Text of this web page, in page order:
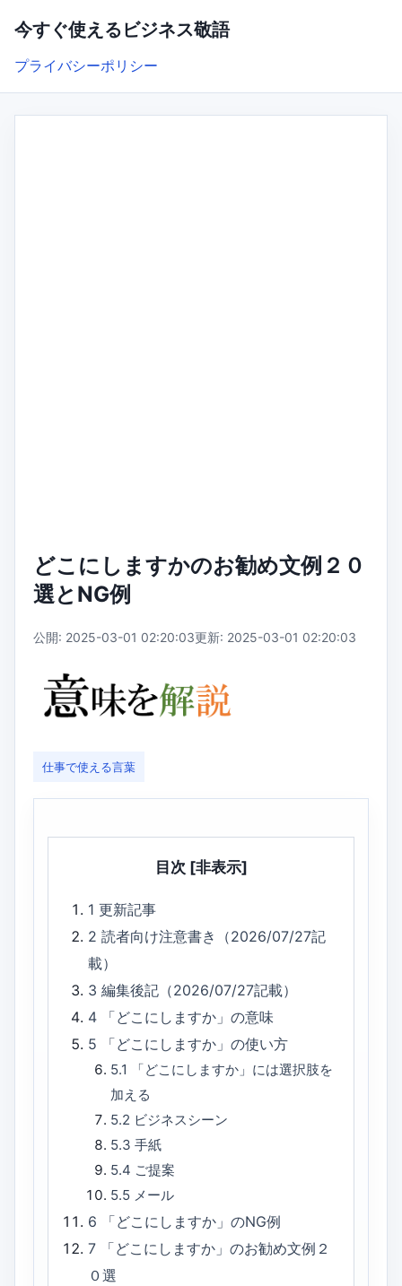
今すぐ使えるビジネス敬語
プライバシーポリシー
どこにしますかのお勧め文例２０
選とNG例
公開: 2025-03-01 02:20:03更新: 2025-03-01 02:20:03
仕事で使える言葉
目次 [非表示]
1更新記事
2読者向け注意書き（2026/07/27記
載）
3編集後記（2026/07/27記載）
4
「どこにしますか」の意味
5
「どこにしますか」の使い方
5.1
「どこにしますか」には選択肢を
加える
5.2 ビジネスシーン
5.3 手紙
5.4 ご提案
5.5 メール
6
「どこにしますか」のNG例
7
「どこにしますか」のお勧め文例２
０選